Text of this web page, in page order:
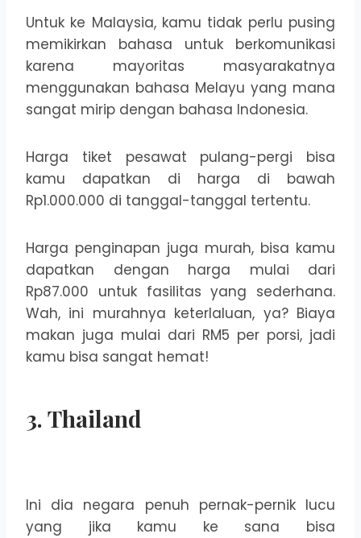
Untuk ke Malaysia, kamu tidak perlu pusing
memikirkan bahasa untuk berkomunikasi
karena mayoritas masyarakatnya
menggunakan bahasa Melayu yang mana
sangat mirip dengan bahasa Indonesia.
Harga tiket pesawat pulang-pergi bisa
kamu dapatkan di harga di bawah
Rp1.000.000 di tanggal-tanggal tertentu.
Harga penginapan juga murah, bisa kamu
dapatkan dengan harga mulai dari
Rp87.000 untuk fasilitas yang sederhana.
Wah, ini murahnya keterlaluan, ya? Biaya
makan juga mulai dari RM5 per porsi, jadi
kamu bisa sangat hemat!
3. Thailand
Ini dia negara penuh pernak-pernik lucu
yang jika kamu ke sana bisa